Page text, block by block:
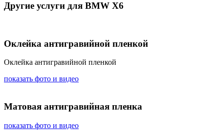
Другие услуги для BMW X6
Оклейка антигравийной пленкой
Оклейка антигравийной пленкой
показать фото и видео
Матовая антигравийная пленка
показать фото и видео